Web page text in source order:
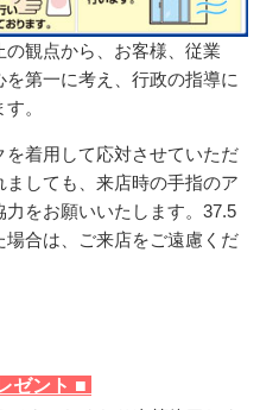
観点から、お客様、従業
第一に考え、行政の指導に
。
を着用して応対させていただ
しても、 来店時の手指のア
をお願いいたします。 37.5
合は、
ご来店をご遠慮くだ
ゼント ■